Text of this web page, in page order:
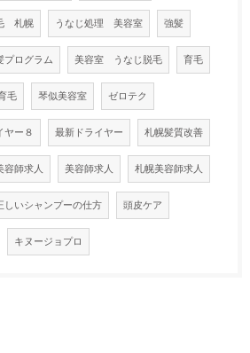
札幌 うなじ処理 美容室 強髪
プログラム 美容室 うなじ脱毛 育毛
毛 琴似美容室 ゼロテク
ヤー８ 最新ドライヤー 札幌髪質改善
容師求人 美容師求人 札幌美容師求人
しいシャンプーの仕方 頭皮ケア
キヌージョプロ